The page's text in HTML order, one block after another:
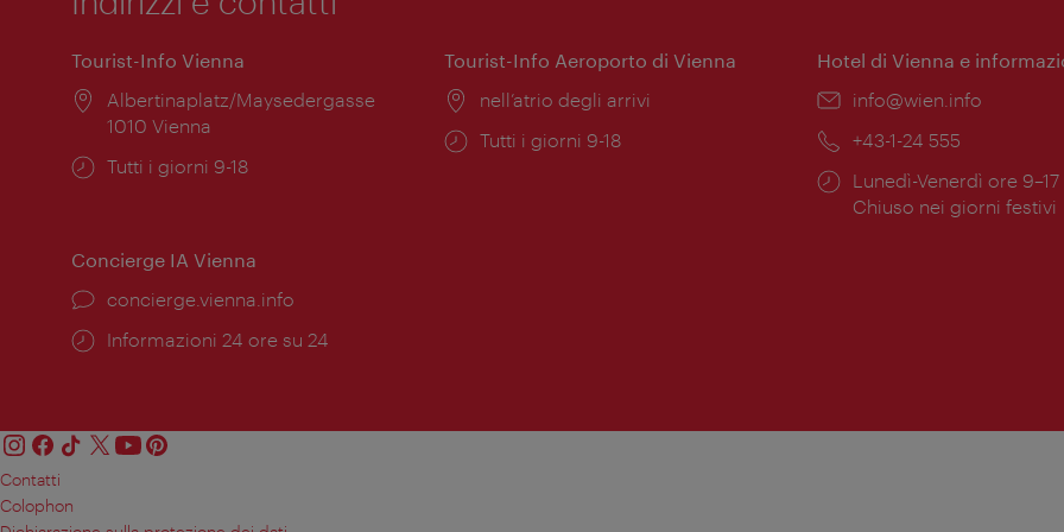
Tourist-Info Vienna
Posizione:
Albertinaplatz/Maysedergasse
1010 Vienna
Orari
Tutti i giorni 9-18
Tourist-Info Aeroporto di Vienna
Posizione:
nell’atrio degli arrivi
Orari
Tutti i giorni 9-18
Hotel di Vienna e
Email:
info@wien.info
Telefono:
+43-1-24 555
Orari
di
Lunedì-Venerdì ore 9–17
Chiuso nei giorni festivi
Concierge IA Vienna
Ort:
concierge.vienna.info
Öffnungszeiten:
Informazioni 24 ore su 24
Contatti
Colophon